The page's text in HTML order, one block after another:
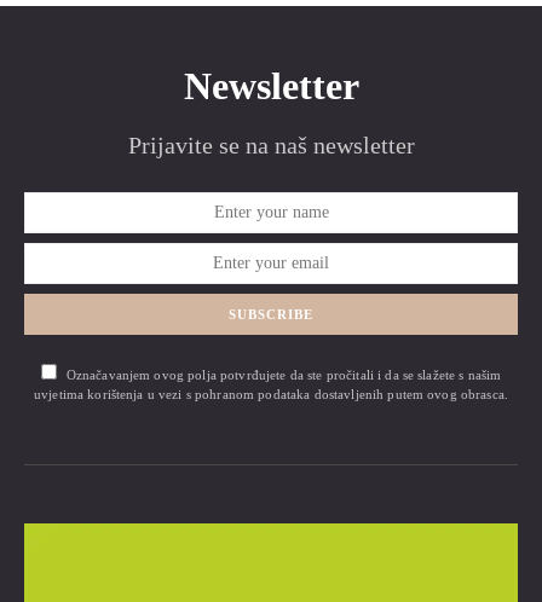
Newsletter
Prijavite se na naš newsletter
SUBSCRIBE
Označavanjem ovog polja potvrđujete da ste pročitali i da se slažete s našim
uvjetima korištenja u vezi s pohranom podataka dostavljenih putem ovog obrasca.